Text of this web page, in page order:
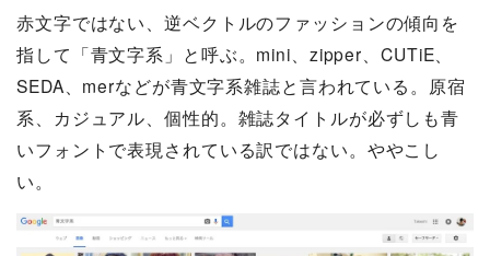
赤文字ではない、逆ベクトルのファッションの傾向を
指して「青文字系」と呼ぶ。mini、zipper、CUTiE、
SEDA、merなどが青文字系雑誌と言われている。原宿
系、カジュアル、個性的。雑誌タイトルが必ずしも青
いフォントで表現されている訳ではない。ややこし
い。